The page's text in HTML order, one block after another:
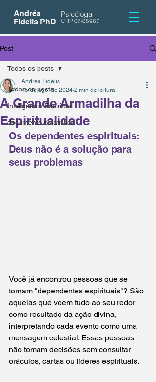
Andréa
Fidelis PhD
Psicóloga
CRP 07/05967
Post
Todos os posts
Inteligência Espiritual
documento estatistica
Todos os posts
A Grande Armadilha da
Espiritualidade
Andréa Fidelis
15 de ago. de 2024 2 min de leitura
Os dependentes espirituais:
Deus não é a solução para
seus problemas
Você já encontrou pessoas que se
tornam "dependentes espirituais"? São
aquelas que veem tudo ao seu redor
como resultado da ação divina,
interpretando cada evento como uma
mensagem celestial. Essas pessoas
não tomam decisões sem consultar
oráculos, cartas ou líderes espirituais.